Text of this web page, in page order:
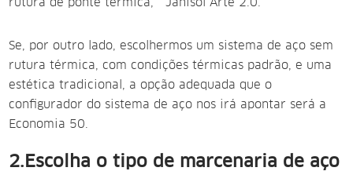
rutura de ponte térmica, Janisol Arte 2.0.
Se, por outro lado, escolhermos um sistema de aço sem
rutura térmica, com condições térmicas padrão, e uma
estética tradicional, a opção adequada que o
configurador do sistema de aço nos irá apontar será a
Economia 50.
2.Escolha o tipo de marcenaria de aço